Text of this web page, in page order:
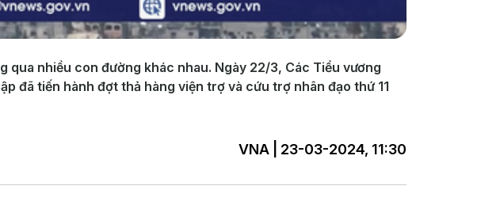
nhiều con đường khác nhau. Ngày 22/3, Các Tiểu vương
đã tiến hành đợt thả hàng viện trợ và cứu trợ nhân đạo thứ 11
VNA | 23-03-2024, 11:30